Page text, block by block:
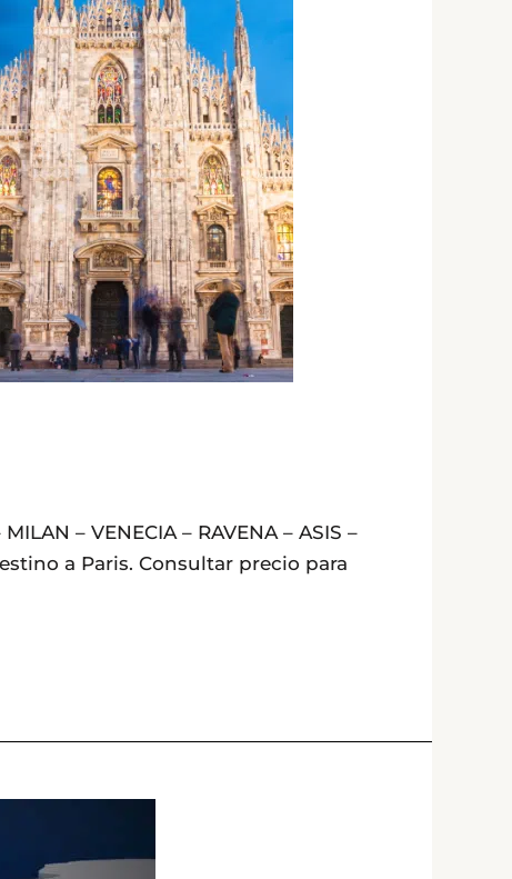
– VENECIA – RAVENA – ASIS –
a Paris. Consultar precio para